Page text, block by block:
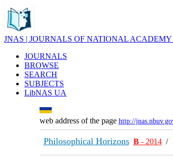
JNAS | JOURNALS OF NATIONAL
JOURNALS
BROWSE
SEARCH
SUBJECTS
LibNAS UA
web address of the page http://
Philosophical Horizons В- 2014/